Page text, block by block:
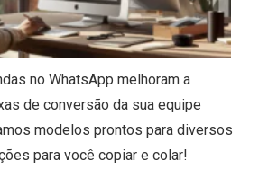
no WhatsApp melhoram a
de conversão da sua equipe
modelos prontos para diversos
para você copiar e colar!